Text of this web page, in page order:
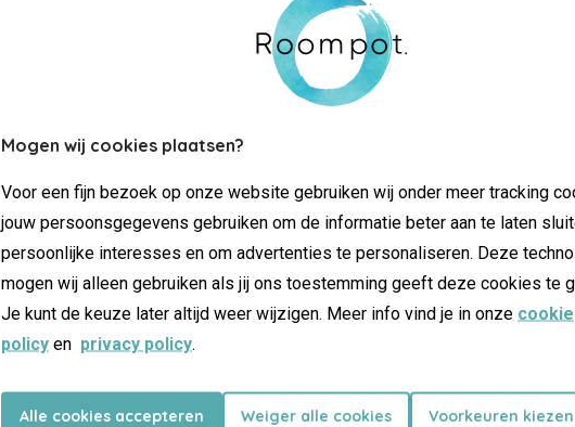
Mogen wij cookies plaatsen?
Voor een fijn bezoek op onze website gebruiken wij onder meer tracking
jouw persoonsgegevens gebruiken om de informatie beter aan te laten
persoonlijke interesses en om advertenties te personaliseren. Deze
mogen wij alleen gebruiken als jij ons toestemming geeft deze cookies te
Je kunt de keuze later altijd weer wijzigen. Meer info vind je in onze cookie
policy en privacy policy.
Alle cookies accepteren Weiger alle cookies Voorkeuren kiezen
Woon-/eetkamer